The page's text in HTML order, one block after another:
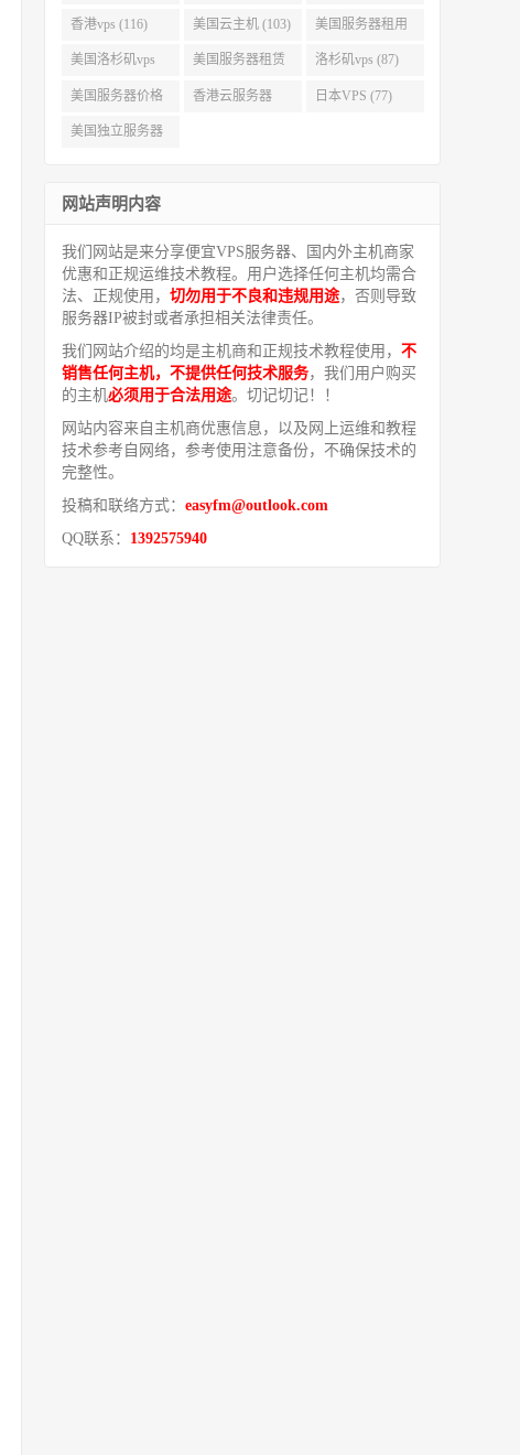
(143) (118)
香港vps (116) 美国云主机 (103) 美国服务器租用
(99)
美国洛杉矶vps
(94)
美国服务器租赁
(91)
洛杉矶vps (87)
美国服务器价格
(82)
香港云服务器 日本VPS (77)
美国独立服务器
网站声明内容
我们网站是来分享便宜VPS服务器、国内外主机商家
优惠和正规运维技术教程。用户选择任何主机均需合
法、正规使用， 切勿用于不良和违规用途，否则导致
服务器IP被封或者承担相关法律责任。
我们网站介绍的均是主机商和正规技术教程使用， 不
销售任何主机，不提供任何技术服务，我们用户购买
的主机必须用于合法用途。切记切记！！
网站内容来自主机商优惠信息，以及网上运维和教程
技术参考自网络，参考使用注意备份，不确保技术的
完整性。
投稿和联络方式： easyfm@outlook.com
QQ联系： 1392575940